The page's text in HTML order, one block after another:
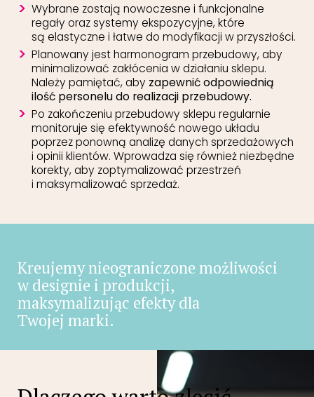
Wybrane zostają nowoczesne i funkcjonalne
regały oraz systemy ekspozycyjne, które
są elastyczne i łatwe do modyfikacji w przyszłości.
Planowany jest harmonogram przebudowy, aby
minimalizować zakłócenia w działaniu sklepu.
Należy pamiętać, aby zapewnić odpowiednią
ilość personelu do realizacji przebudowy.
Po zakończeniu przebudowy sklepu regularnie
monitoruje się efektywność nowego układu
poprzez ponowną analizę danych sprzedażowych
i opinii klientów. Wprowadza się również niezbędne
korekty, aby zoptymalizować przestrzeń
i maksymalizować sprzedaż.
Kreujemy nieograniczone możliwości
w designie i produkcji,
maksymalizując efekty dla
Twojej marki.